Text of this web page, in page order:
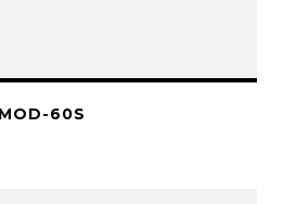
MOD-60S